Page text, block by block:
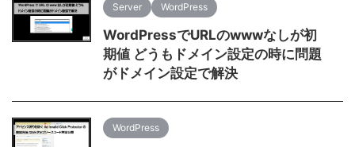
Server WordPress
WordPressでURLのwwwなしが初
期値 どうもドメイン設定の時に問題
がドメイン設定で解決
WordPress